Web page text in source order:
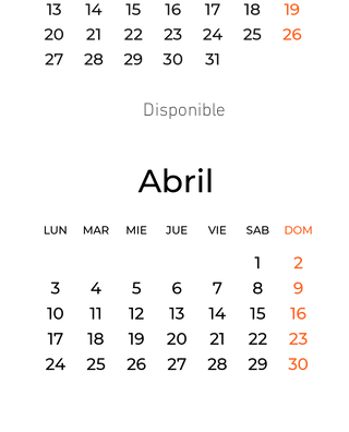
Disponible